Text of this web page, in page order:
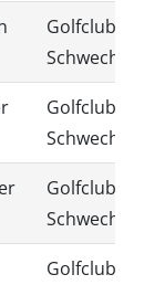
Golfclub
Schwechat
Golfclub
Schwechat
Golfclub
Schwechat
Golfclub